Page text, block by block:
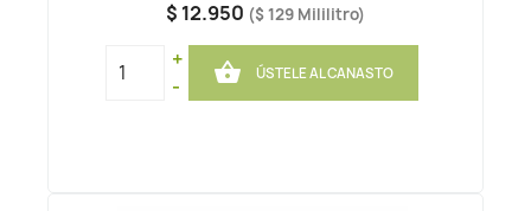
$ 12.950 ($ 129 Mililitro)
+
-
 ÚSTELE AL CANASTO